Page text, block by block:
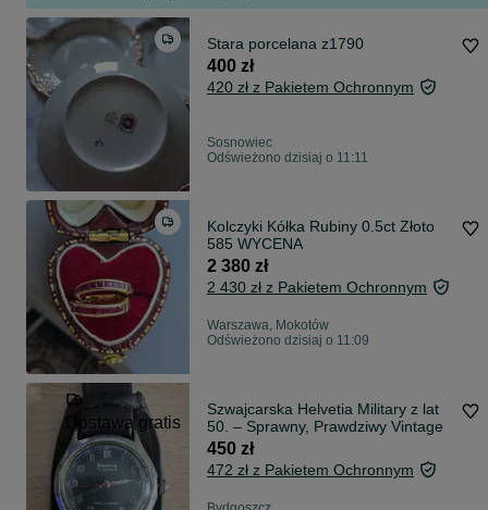
Stara porcelana z1790
400 zł
420 zł z Pakietem Ochronnym
Sosnowiec
Odświeżono dzisiaj o 11:11
Kolczyki Kółka Rubiny 0.5ct Złoto
585 WYCENA
2 380 zł
2 430 zł z Pakietem Ochronnym
Warszawa, Mokotów
Odświeżono dzisiaj o 11:09
Dostawa gratis
Szwajcarska Helvetia Military z lat
50. – Sprawny, Prawdziwy Vintage
450 zł
472 zł z Pakietem Ochronnym